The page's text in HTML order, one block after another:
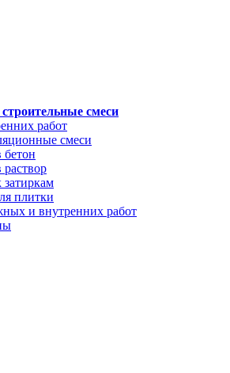
строительные смеси
работ
смеси
бетон
затиркам
плитки
и внутренних работ